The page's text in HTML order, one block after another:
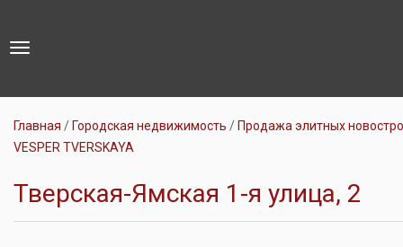
Toggle
Главная Городская недвижимость
Продажа элитных
VESPER TVERSKAYA
Тверская-Ямская 1-я улица, 2